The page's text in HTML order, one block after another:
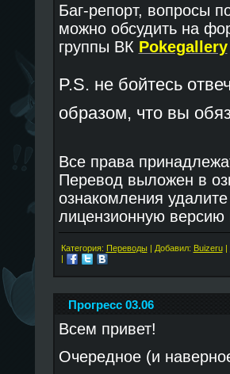
Баг-репорт, вопросы
можно обсудить на
группы ВК Pokegallery
P.S. не бойтесь
образом, что вы
Все права
Перевод выложен в
ознакомления
лицензионную версию
Категория: Переводы| Добавил: Buizeru|
|
Прогресс 03.06
Всем привет!
Очередное (и